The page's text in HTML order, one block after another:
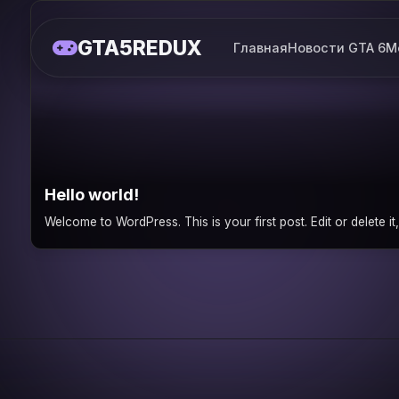
GTA5REDUX ГлавнаяНовости GTA 6
Hello world!
Welcome to WordPress. This is your first post. Edit or delete